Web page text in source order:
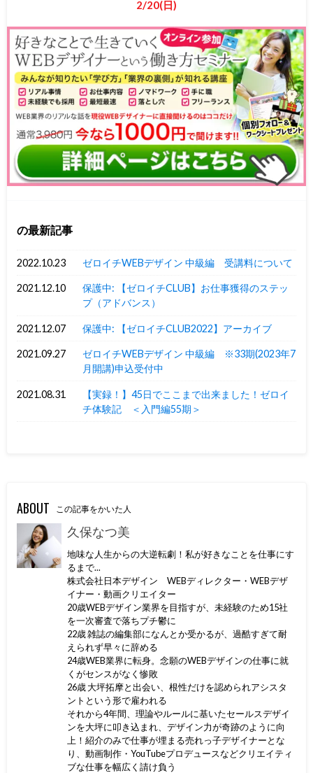
2/20(日)
の最新記事
2022.10.23 ゼロイチWEBデザイン 中級編 受講料について
2021.12.10
保護中: 【ゼロイチCLUB】お仕事獲得のステッ
プ（アドバンス）
2021.12.07 保護中: 【ゼロイチCLUB2022】アーカイブ
2021.09.27
ゼロイチWEBデザイン 中級編 ※33期(2023年7
月開講)申込受付中
2021.08.31
【実録！】45日でここまで出来ました！ゼロイ
チ体験記 ＜入門編55期＞
ABOUT この記事をかいた人
久保なつ美
地味な人生からの大逆転劇！私が好きなことを仕事にす
るまで...
株式会社日本デザイン WEBディレクター・WEBデザ
イナー・動画クリエイター
20歳WEBデザイン業界を目指すが、未経験のため15社
を一次審査で落ちプチ鬱に
22歳 雑誌の編集部になんとか受かるが、過酷すぎて耐
えられず早々に辞める
24歳WEB業界に転身。念願のWEBデザインの仕事に就
くがセンスがなく惨敗
26歳 大坪拓摩と出会い、根性だけを認められアシスタ
ントという形で雇われる
それから4年間、理論やルールに基いたセールスデザイ
ンを大坪に叩き込まれ、デザイン力が奇跡のように向
上！紹介のみで仕事が埋まる売れっ子デザイナーとな
り、動画制作・YouTubeプロデュースなどクリエイティ
ブな仕事を幅広く請け負う